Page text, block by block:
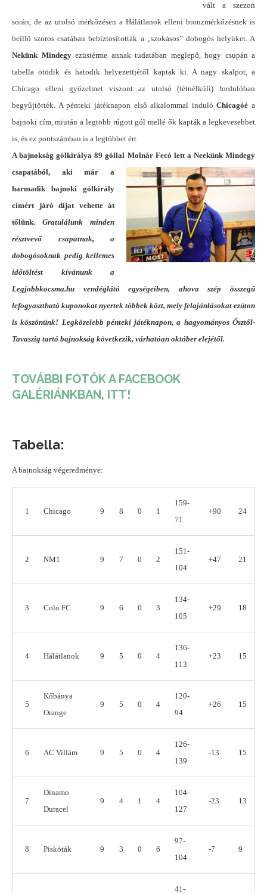
vált a szezon
során, de az utolsó mérkőzésen a Hálátlanok elleni bronzmérkőzésnek is
beillő szoros csatában bebiztosították a „szokásos” dobogós helyüket. A
Nekünk Mindegyezüstérme annak tudatában meglepő, hogy csupán a
tabella ötödik és hatodik helyezettjétől kaptak ki. A nagy skalpot, a
Chicago elleni győzelmet viszont az utolsó (tétnélküli) fordulóban
begyűjtötték. A pénteki játéknapon első alkalommal induló Chicagóé a
bajnoki cím, miután a legtöbb rúgott gól mellé ők kapták a legkevesebbet
is, és ez pontszámban is a legtöbbet ért.
A bajnokság gólkirálya 89 góllal Molnár Fecó lett a Neekünk Mindegy
csapatából, aki már a
harmadik bajnoki gólkirály
címért járó díjat vehette át
tőlünk. Gratulálunk minden
résztvevő csapatnak, a
dobogósoknak pedig kellemes
időtöltést kívánunk a
Legjobbkocsma.hu vendéglátó egységeiben, ahova szép összegű
lefogyasztható kuponokat nyertek többek közt, mely felajánlásokat ezúton
is köszönünk! Legközelebb pénteki játéknapon, a hagyományos Ősztől-
Tavaszig tartó bajnokság következik, várhatóan október elejétől.
TOVÁBBI FOTÓK A FACEBOOK
GALÉRIÁNKBAN, ITT!
Tabella:
A bajnokság végeredménye:
1 Chicago 9 8 0 1
159-
71
+90 24
2 NM1 9 7 0 2
151-
104
+47 21
3 Colo FC 9 6 0 3
134-
105
+29 18
4 Hálátlanok 9 5 0 4
136-
113
+23 15
5
Kőbánya
Orange
9 5 0 4
120-
94
+26 15
6 AC Villám 9 5 0 4
126-
139
-13 15
7
Dinamo
Duracel
9 4 1 4
104-
127
-23 13
8 Piskóták 9 3 0 6
97-
104
-7 9
41-